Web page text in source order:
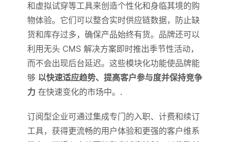
和虚拟试穿等工具来创造个性化和身临其境的购
物体验。它们可以整合实时供应链数据，防止缺
货和库存过多，确保产品始终有货。品牌还可以
利用无头 CMS 解决方案即时推出季节性活动，
而不会出现后台延迟。这些模块化功能使品牌能
够 以快速适应趋势、提高客户参与度并保持竞争
力 在快速变化的市场中。.
订阅型企业可通过集成专门的入职、计费和续订
工具，获得更流畅的用户体验和更强的客户维系